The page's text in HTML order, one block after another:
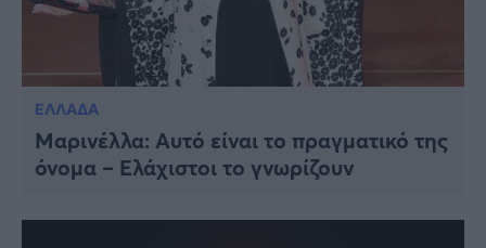
ΕΛΛΑΔΑ
Μαρινέλλα: Αυτό είναι το πραγματικό της
όνομα – Ελάχιστοι το γνωρίζουν